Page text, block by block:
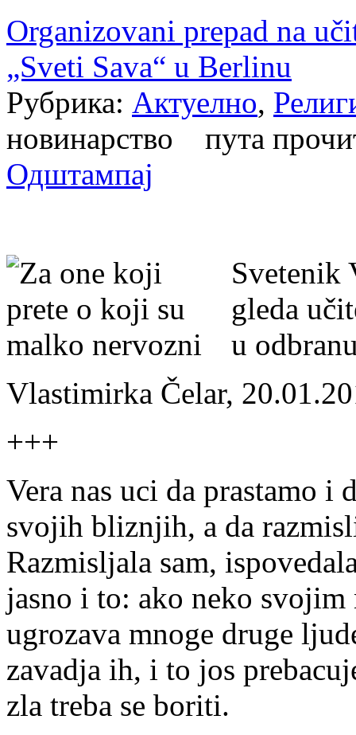
Organizovani prepad na
„Sveti Sava“ u Berlinu
Рубрика: Актуелно,
новинарство пута
Одштампај
Svetenik
gleda
u
Vlastimirka Čelar,
+++
Vera nas uci da prastamo i
svojih bliznjih, a da
Razmisljala sam,
jasno i to: ako neko svojim
ugrozava mnoge druge
zavadja ih, i to jos
zla treba se boriti.